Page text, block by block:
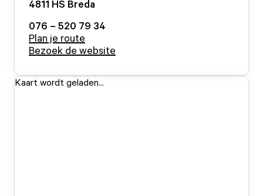
4811 HS Breda
076 – 520 79 34
Plan je route
Bezoek de website
Kaart wordt geladen...